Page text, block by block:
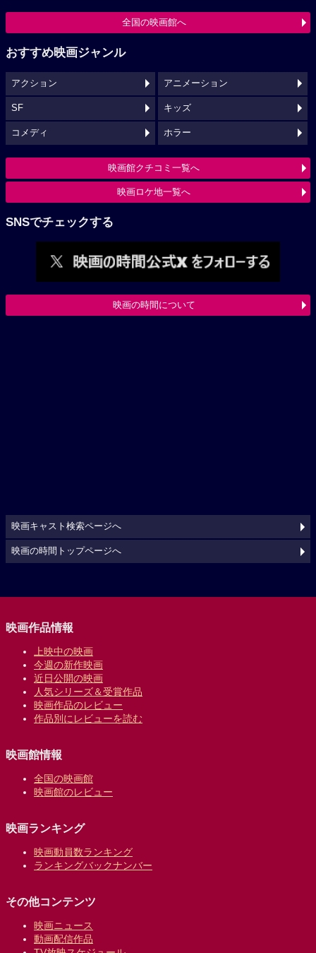
全国の映画館へ
おすすめ映画ジャンル
アクション アニメーション
SF キッズ
コメディ ホラー
映画館クチコミ一覧へ
映画ロケ地一覧へ
SNSでチェックする
映画の時間について
映画キャスト検索ページへ
映画の時間トップページへ
映画作品情報
上映中の映画
今週の新作映画
近日公開の映画
人気シリーズ＆受賞作品
映画作品のレビュー
作品別にレビューを読む
映画館情報
全国の映画館
映画館のレビュー
映画ランキング
映画動員数ランキング
ランキングバックナンバー
その他コンテンツ
映画ニュース
動画配信作品